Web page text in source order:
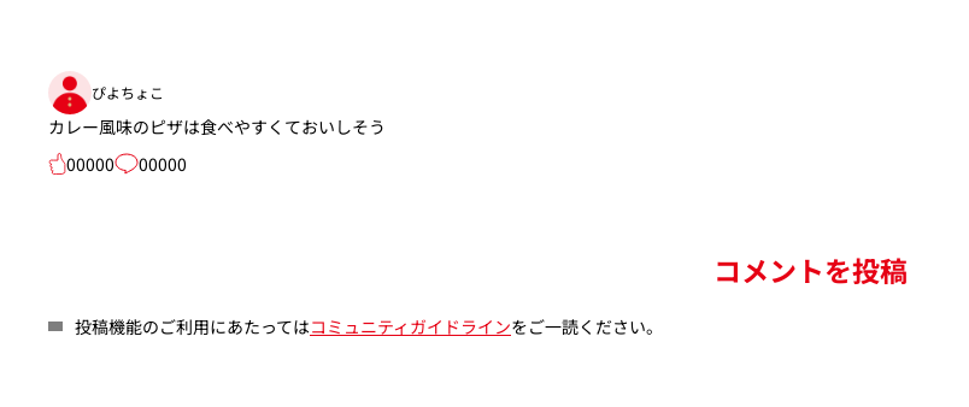
ぴよちょこ
カレー風味のピザは食べやすくておいしそう
00000
00000
コメントを投稿
投稿機能のご利用にあたってはコミュニティガイドラインをご一読ください。